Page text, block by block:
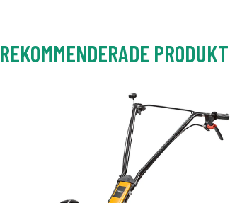
REKOMMENDERADE